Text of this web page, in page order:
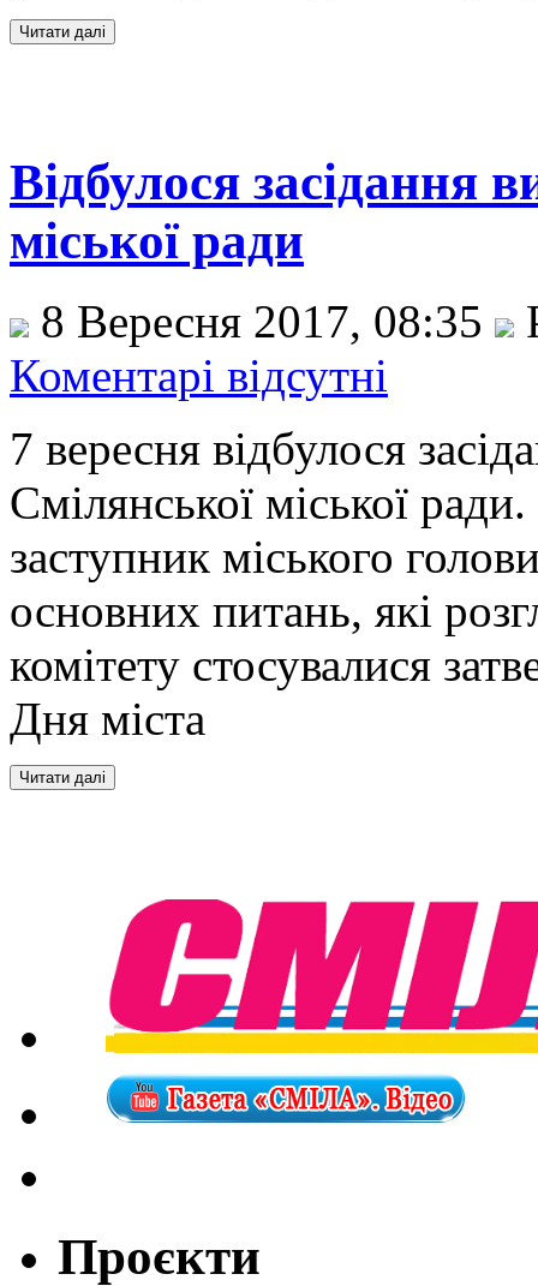
Відбулося засідання
міської ради
8 Вересня 2017, 08:35
Коментарі відсутні
7 вересня відбулося
Смілянської міської
заступник міського
основних питань, які
комітету стосувалися
Дня міста
Проєкти